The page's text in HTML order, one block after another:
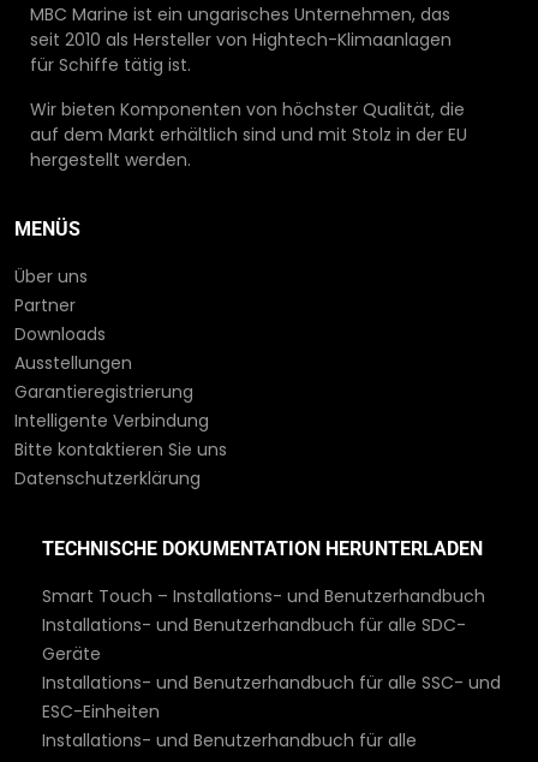
MBC Marine ist ein ungarisches Unternehmen, das
seit 2010 als Hersteller von Hightech-Klimaanlagen
für Schiffe tätig ist.
Wir bieten Komponenten von höchster Qualität, die
auf dem Markt erhältlich sind und mit Stolz in der EU
hergestellt werden.
MENÜS
Über uns
Partner
Downloads
Ausstellungen
Garantieregistrierung
Intelligente Verbindung
Bitte kontaktieren Sie uns
Datenschutzerklärung
TECHNISCHE DOKUMENTATION HERUNTERLADEN
Smart Touch – Installations- und Benutzerhandbuch
Installations- und Benutzerhandbuch für alle SDC-
Geräte
Installations- und Benutzerhandbuch für alle SSC- und
ESC-Einheiten
Installations- und Benutzerhandbuch für alle